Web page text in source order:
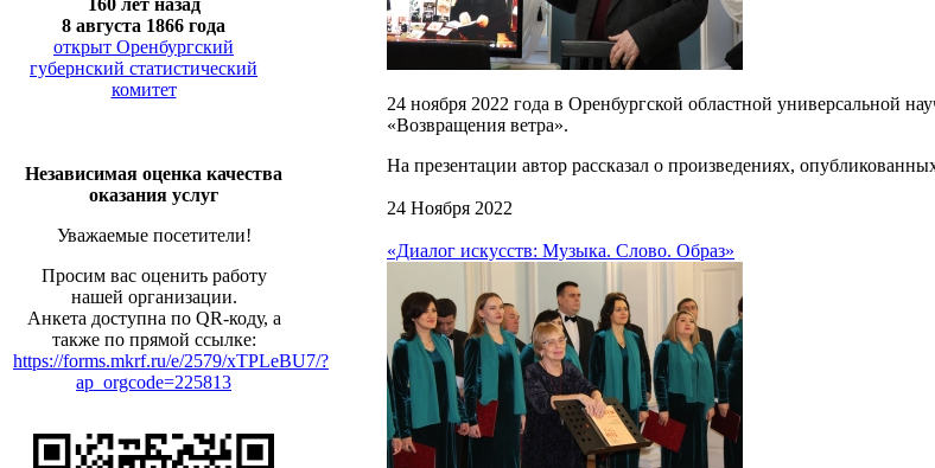
8 августа 1866 года
открыт Оренбургский
губернский статистический
комитет
Независимая оценка качества
оказания услуг
Уважаемые посетители!
Просим вас оценить работу
нашей организации.
Анкета доступна по QR-коду, а
также по прямой ссылке:
https://forms.mkrf.ru/e/2579/xTPLeBU7/?
ap_orgcode=225813
24 ноября 2022 года в Оренбургской областной универсальной
«Возвращения ветра».
На презентации автор рассказал о произведениях,
24 Ноября 2022
«Диалог искусств: Музыка. Слово. Образ»